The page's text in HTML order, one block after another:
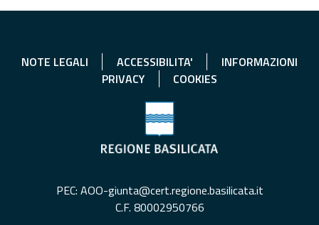
NOTE LEGALI ACCESSIBILITA'
INFORMAZIONI
PRIVACY
COOKIES
PEC: AOO-giunta@cert.regione.basilicata.it
C.F. 80002950766